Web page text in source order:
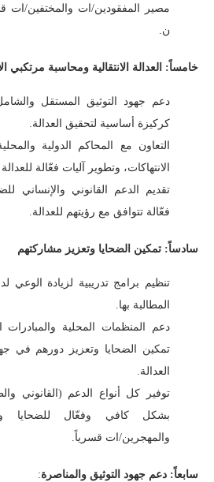
مصير المفقودين/ات والمختفين/
ن.
خامساً: العدالة الانتقالية ومحاسبة مرتكبي
دعم جهود التوثيق المستقل
كركيزة أساسية لتحقيق العدالة.
التعاون مع المحاكم الدولية
الانتهاكات، وتطوير آليات فعّالة للعدالة
تقديم الدعم القانوني والإنساني
فعّالة تتوافق مع رؤيتهم للعدالة.
سادساً: تمكين الضحايا وتعزيز مشاركتهم
تنظيم برامج تدريبية لزيادة الوعي
المطالبة بها.
دعم المنظمات المحلية
تمكين الضحايا وتعزيز دورهم في
العدالة.
توفير كل أنواع الدعم (القانوني
بشكل كافي وفعّال للضحايا
والمهجرين/ات قسرياً.
سابعاً: دعم جهود التوثيق والمناصرة: